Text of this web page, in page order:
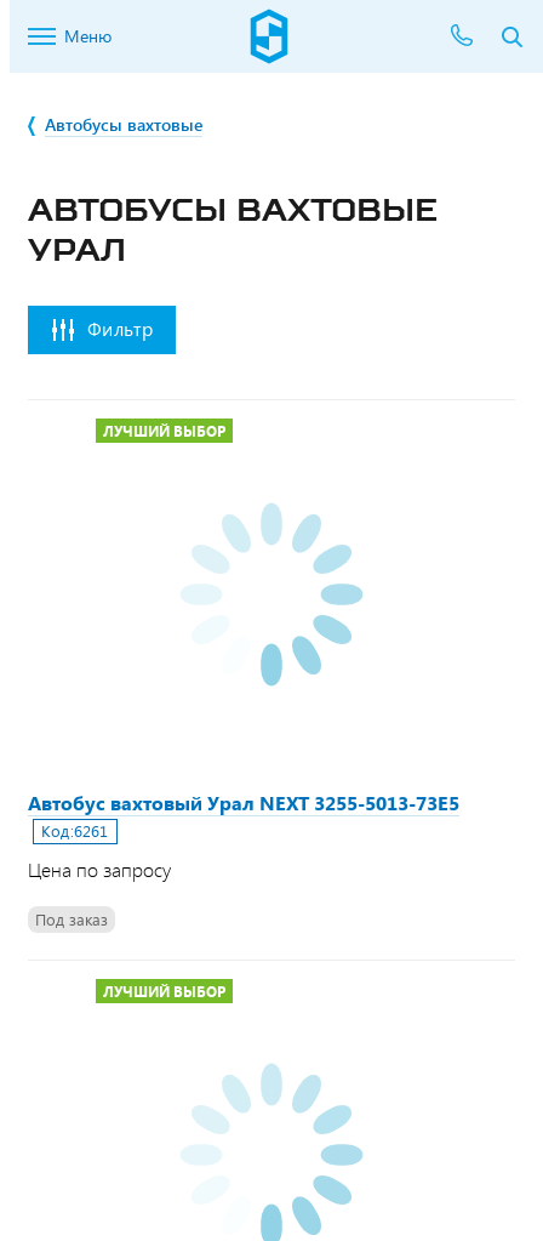
Меню
Автобусы вахтовые
АВТОБУСЫ ВАХТОВЫЕ
УРАЛ
Фильтр
ЛУЧШИЙ ВЫБОР
Автобус вахтовый Урал NEXT 3255-5013-73Е5
Код:6261
Цена по запросу
Под заказ
ЛУЧШИЙ ВЫБОР